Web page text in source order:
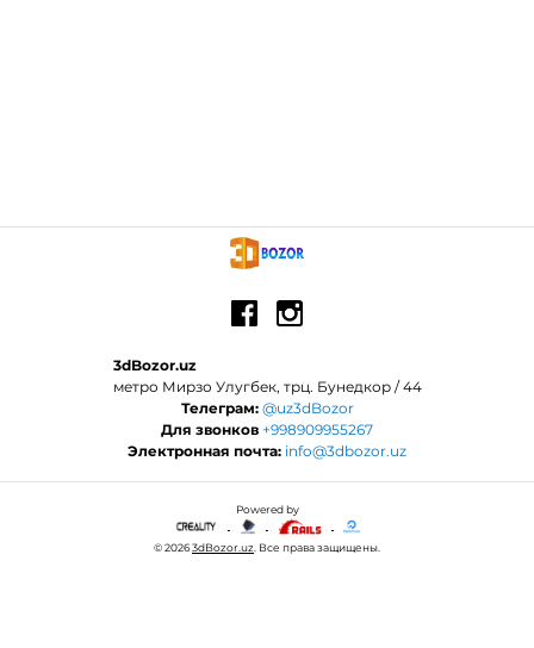
3dBozor.uz
метро Мирзо Улугбек, трц. Бунедкор / 44
Телеграм: @uz3dBozor
Для звонков +998909955267
Электронная почта: info@3dbozor.uz
Powered by
© 20263dBozor.uz . Все права защищены.